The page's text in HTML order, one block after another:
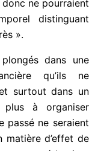
de penser ces
de façon
d’action et
de
qui se passe
institutions de la
proposons
politiques ne
changement
à partir de